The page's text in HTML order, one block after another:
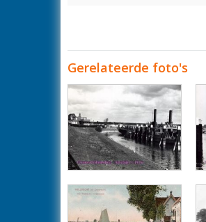
Gerelateerde foto's